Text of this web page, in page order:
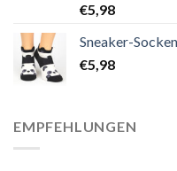
von 5
€5,98
Sneaker-
€5,98
EMPFEHLUNGEN